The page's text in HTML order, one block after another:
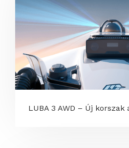
LUBA 3 AWD – Új korszak